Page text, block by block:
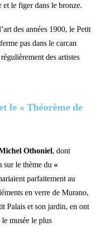
et le figer dans le bronze.
des années 1900, le Petit
pas dans le carcan
des artistes
le « Théorème de
Othoniel, dont
sur le thème du «
parfaitement au
en verre de Murano,
Palais et son jardin, en ont
musée le plus